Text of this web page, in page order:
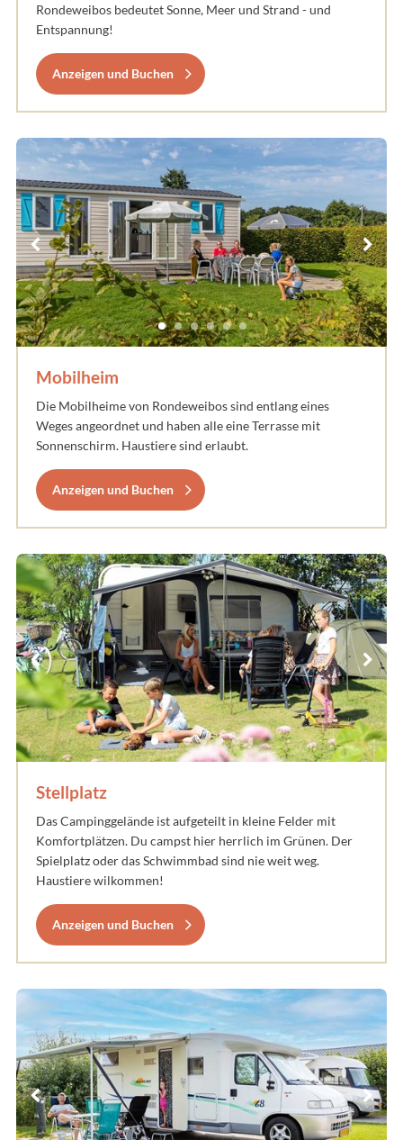
Rondeweibos bedeutet Sonne, Meer und Strand - und
Entspannung!
Anzeigen und Buchen
Mobilheim
Die Mobilheime von Rondeweibos sind entlang eines
Weges angeordnet und haben alle eine Terrasse mit
Sonnenschirm. Haustiere sind erlaubt.
Anzeigen und Buchen
Stellplatz
Das Campinggelände ist aufgeteilt in kleine Felder mit
Komfortplätzen. Du campst hier herrlich im Grünen. Der
Spielplatz oder das Schwimmbad sind nie weit weg.
Haustiere wilkommen!
Anzeigen und Buchen